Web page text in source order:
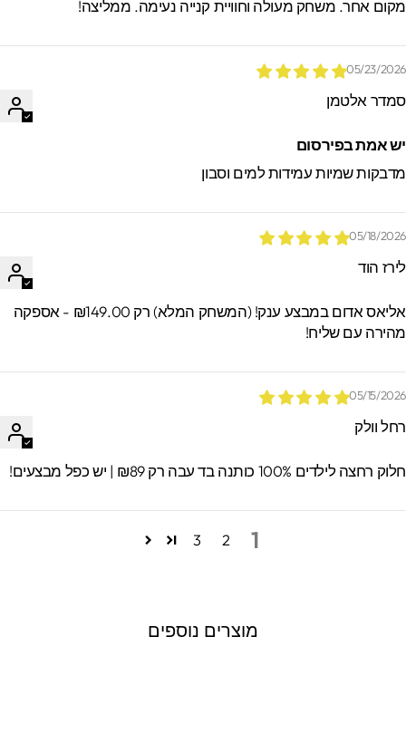
אחר. משחק מעולה וחוויית קנייה נעימה. ממליצה!
05/23/
אלטמן
אמת בפירסום
שמיות עמידות למים וסבון
05/18/
הוד
אליאס אדום במבצע ענק! (המשחק המלא) רק ₪149.00 - אספקה
עם שליח!
05/15/
וולק
רחצה לילדים 100% כותנה בד עבה רק ₪89 | יש כפל מבצעים!
1
2
3
מוצרים נוספים